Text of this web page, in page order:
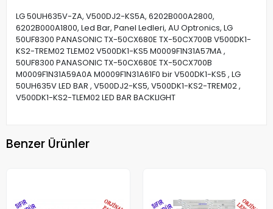
LG 50UH635V-ZA, V500DJ2-KS5A, 6202B000A2800,
6202B000A1800, Led Bar, Panel Ledleri, AU Optronics, LG
50UF8300 PANASONIC TX-50CX680E TX-50CX700B V500DK1-
KS2-TREM02 TLEM02 V500DK1-KS5 M0009F1N31A57MA ,
50UF8300 PANASONIC TX-50CX680E TX-50CX700B
M0009F1N31A59A0A M0009F1N31A61F0 bir V500DK1-KS5 , LG
50UH635V LED BAR , V500DJ2-KS5, V500DK1-KS2-TREM02 ,
V500DK1-KS2-TLEM02 LED BAR BACKLIGHT
Benzer Ürünler